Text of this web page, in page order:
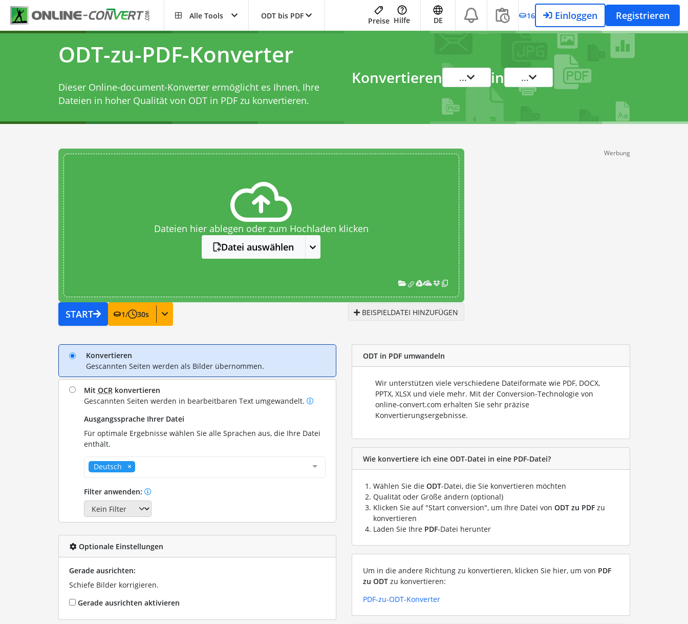
Alle Tools ODT bis PDF
Preise Hilfe DE 16 Einloggen Registrieren
ODT-zu-PDF-Konverter
Dieser Online-document-Konverter ermöglicht es Ihnen, Ihre
Dateien in hoher Qualität von ODT in PDF zu konvertieren.
Konvertieren ... in ...
Dateien hier ablegen oder zum Hochladen klicken
Datei auswählen
START 1/ 30s BEISPIELDATEI HINZUFÜGEN
Werbung
Konvertieren
Gescannten Seiten werden als Bilder übernommen.
Mit OCRkonvertieren
Gescannten Seiten werden in bearbeitbaren Text umgewandelt.
Ausgangssprache Ihrer Datei
Für optimale Ergebnisse wählen Sie alle Sprachen aus, die Ihre Datei
enthält.
Deutsch
Filter anwenden:
Optionale Einstellungen
Gerade ausrichten:
Schiefe Bilder korrigieren.
Gerade ausrichten aktivieren
ODT in PDF umwandeln
Wir unterstützen viele verschiedene Dateiformate wie PDF, DOCX,
PPTX, XLSX und viele mehr. Mit der Conversion-Technologie von
online-convert.com erhalten Sie sehr präzise
Konvertierungsergebnisse.
Wie konvertiere ich eine ODT-Datei in eine PDF-Datei?
Wählen Sie die ODT-Datei, die Sie konvertieren möchten
Qualität oder Größe ändern (optional)
Klicken Sie auf "Start conversion", um Ihre Datei von ODT zu PDF zu
konvertieren
Laden Sie Ihre PDF-Datei herunter
Um in die andere Richtung zu konvertieren, klicken Sie hier, um von PDF
zu ODT zu konvertieren:
PDF-zu-ODT-Konverter